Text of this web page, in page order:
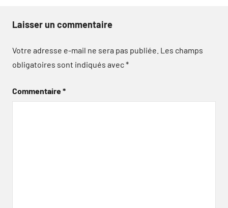
Laisser un commentaire
Votre adresse e-mail ne sera pas publiée. Les champs
obligatoires sont indiqués avec*
Commentaire*